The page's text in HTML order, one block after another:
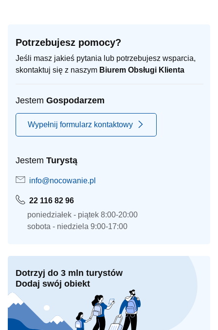
Potrzebujesz pomocy?
Jeśli masz jakieś pytania lub potrzebujesz wsparcia,
skontaktuj się z naszym Biurem Obsługi Klienta
Jestem Gospodarzem
Wypełnij formularz kontaktowy
Jestem Turystą
info@nocowanie.pl
22 116 82 96
poniedziałek - piątek 8:00-20:00
sobota - niedziela 9:00-17:00
Dotrzyj do 3 mln turystów
Dodaj swój obiekt